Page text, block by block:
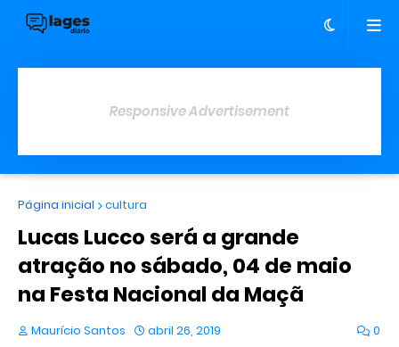
Responsive Advertisement
Página inicial cultura
Lucas Lucco será a grande
atração no sábado, 04 de maio
na Festa Nacional da Maçã
Maurício Santos abril 26, 2019 0